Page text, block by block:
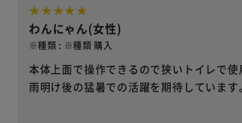
わんにゃん(女性)
※種類 : ※種類 購入
本体上面で操作できるので狭いトイレで
雨明け後の猛暑での活躍を期待しています。